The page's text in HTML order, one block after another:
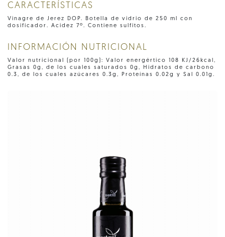
CARACTERÍSTICAS
Vinagre de Jerez DOP. Botella de vidrio de 250 ml con
dosificador. Acidez 7º. Contiene sulfitos.
INFORMACIÓN NUTRICIONAL
Valor nutricional (por 100g): Valor energértico 108 KJ/26kcal,
Grasas 0g, de los cuales saturados 0g, Hidratos de carbono
0.3, de los cuales azúcares 0.3g, Proteínas 0.02g y Sal 0.01g.